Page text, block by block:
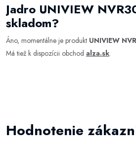
Jadro UNIVIEW
skladom?
Áno, momentálne je produkt UNIVIEW
Má tiež k dispozícii obchod alza.sk.
Hodnotenie